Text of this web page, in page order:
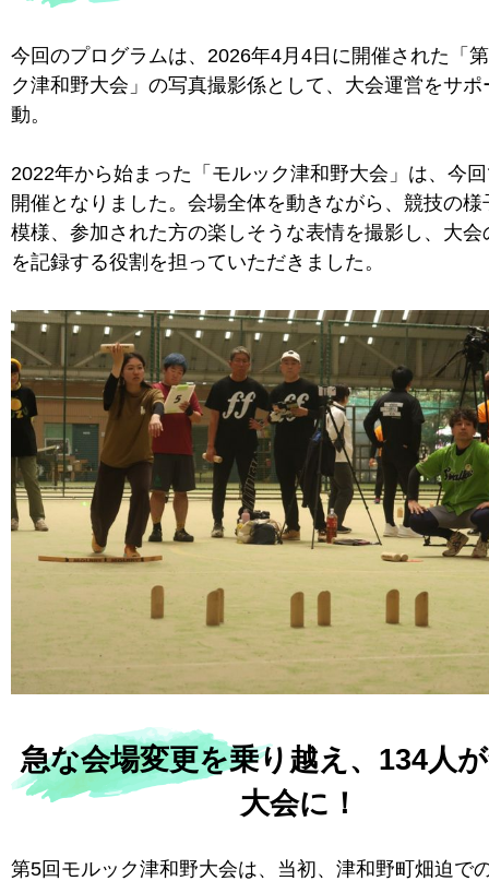
今回のプログラムは、2026年4月4日に開催された「
ク津和野大会」の写真撮影係として、大会運営をサポ
動。
2022年から始まった「モルック津和野大会」は、今
開催となりました。会場全体を動きながら、競技の様
模様、参加された方の楽しそうな表情を撮影し、大会
を記録する役割を担っていただきました。
急な会場変更を乗り越え、134人
大会に！
第5回モルック津和野大会は、当初、津和野町畑迫で